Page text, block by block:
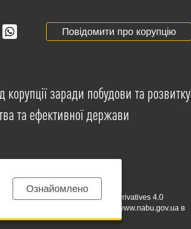
Повідомити про корупцію
заради побудови та розвитку
та ефективної держави
Attribution-NonCommercial-NoDerivatives 4.0
за умови посилання на www.nabu.gov.ua в
Ознайомлено